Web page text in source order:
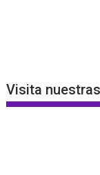
Visita nuestras